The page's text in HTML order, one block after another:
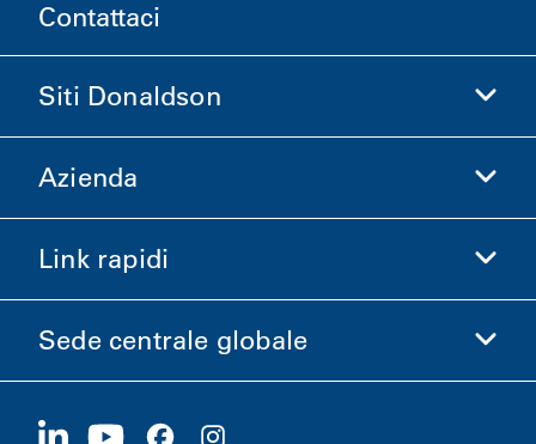
Contattaci
Siti Donaldson
Donaldson Life Sciences
Azienda
Informazioni aziendali
Carriere
Link rapidi
Investitori
Sostenibilità
Sede centrale globale
1400 W 94th Street